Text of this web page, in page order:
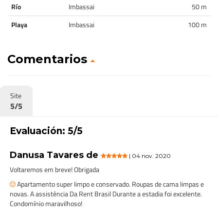
Río Imbassai
50 m
Playa
Imbassai 100 m
Comentarios
Site
5/5
Evaluación: 5/5
Danusa Tavares de | 04 nov. 2020
Voltaremos em breve! Obrigada
Apartamento super limpo e conservado. Roupas de cama limpas e
novas. A assistência Da Rent Brasil Durante a estadia foi excelente.
Condomínio maravilhoso!